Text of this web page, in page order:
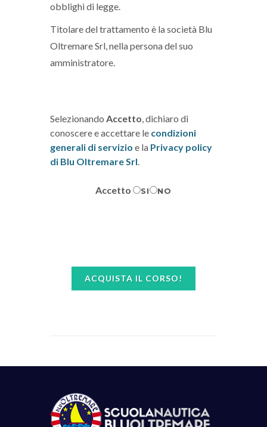
obblighi di legge.
Titolare del trattamento è la società Blu
Oltremare Srl, nella persona del suo
amministratore.
Selezionando Accetto, dichiaro di
conoscere e accettare le condizioni
generali di servizio e la Privacy policy
di Blu Oltremare Srl.
Accetto SI NO